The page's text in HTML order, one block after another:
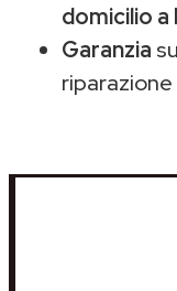
domicilio a
Garanzia
riparazione